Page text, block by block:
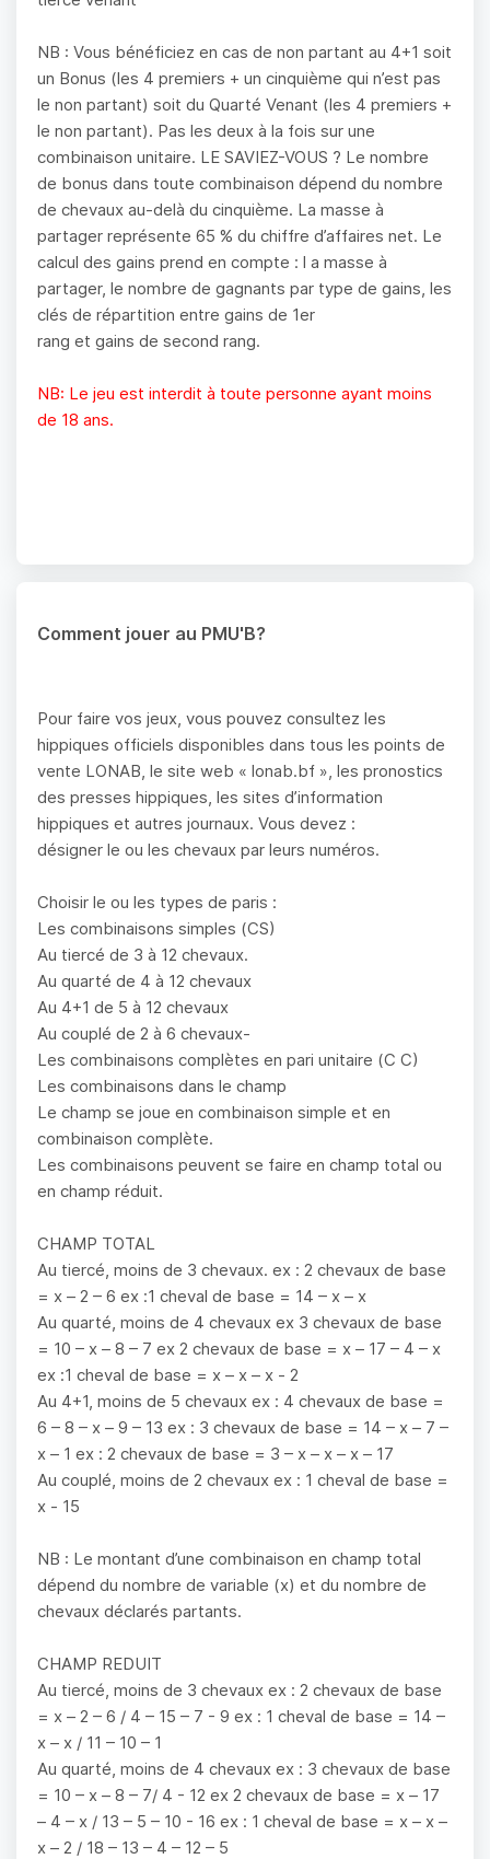
NB : Vous bénéficiez en cas de non partant au 4+1 soit
un Bonus (les 4 premiers + un cinquième qui n’est pas
le non partant) soit du Quarté Venant (les 4 premiers +
le non partant). Pas les deux à la fois sur une
combinaison unitaire. LE SAVIEZ-VOUS ? Le nombre
de bonus dans toute combinaison dépend du nombre
de chevaux au-delà du cinquième. La masse à
partager représente 65 % du chiffre d’affaires net. Le
calcul des gains prend en compte : l a masse à
partager, le nombre de gagnants par type de gains, les
clés de répartition entre gains de 1er
rang et gains de second rang.
NB: Le jeu est interdit à toute personne ayant moins
de 18 ans.
Comment jouer au PMU'B?
Pour faire vos jeux, vous pouvez consultez les
hippiques officiels disponibles dans tous les points de
vente LONAB, le site web « lonab.bf », les pronostics
des presses hippiques, les sites d’information
hippiques et autres journaux. Vous devez :
désigner le ou les chevaux par leurs numéros.
Choisir le ou les types de paris :
Les combinaisons simples (CS)
Au tiercé de 3 à 12 chevaux.
Au quarté de 4 à 12 chevaux
Au 4+1 de 5 à 12 chevaux
Au couplé de 2 à 6 chevaux-
Les combinaisons complètes en pari unitaire (C C)
Les combinaisons dans le champ
Le champ se joue en combinaison simple et en
combinaison complète.
Les combinaisons peuvent se faire en champ total ou
en champ réduit.
CHAMP TOTAL
Au tiercé, moins de 3 chevaux. ex : 2 chevaux de base
= x – 2 – 6 ex :1 cheval de base = 14 – x – x
Au quarté, moins de 4 chevaux ex 3 chevaux de base
= 10 – x – 8 – 7 ex 2 chevaux de base = x – 17 – 4 – x
ex :1 cheval de base = x – x – x - 2
Au 4+1, moins de 5 chevaux ex : 4 chevaux de base =
6 – 8 – x – 9 – 13 ex : 3 chevaux de base = 14 – x – 7 –
x – 1 ex : 2 chevaux de base = 3 – x – x – x – 17
Au couplé, moins de 2 chevaux ex : 1 cheval de base =
x - 15
NB : Le montant d’une combinaison en champ total
dépend du nombre de variable (x) et du nombre de
chevaux déclarés partants.
CHAMP REDUIT
Au tiercé, moins de 3 chevaux ex : 2 chevaux de base
= x – 2 – 6 / 4 – 15 – 7 - 9 ex : 1 cheval de base = 14 –
x – x / 11 – 10 – 1
Au quarté, moins de 4 chevaux ex : 3 chevaux de base
= 10 – x – 8 – 7/ 4 - 12 ex 2 chevaux de base = x – 17
– 4 – x / 13 – 5 – 10 - 16 ex : 1 cheval de base = x – x –
x – 2 / 18 – 13 – 4 – 12 – 5